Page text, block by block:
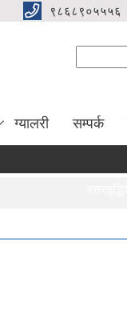
९८६८९०५५५६
ग्यालरी सम्पर्क